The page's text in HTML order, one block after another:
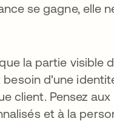
se gagne, elle
la partie visible
d'une
client. Pensez
et à la